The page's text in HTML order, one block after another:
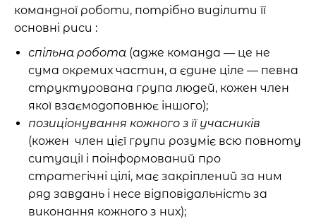
командної роботи, потрібно виділити її
основні риси :
спільна робота (адже команда — це не
сума окремих частин, а єдине ціле — певна
структурована група людей, кожен член
якої взаємодоповнює іншого);
позиціонування кожного з її учасників
(кожен член цієї групи розуміє всю повноту
ситуації і поінформований про
стратегічні цілі, має закріплений за ним
ряд завдань і несе відповідальність за
виконання кожного з них);